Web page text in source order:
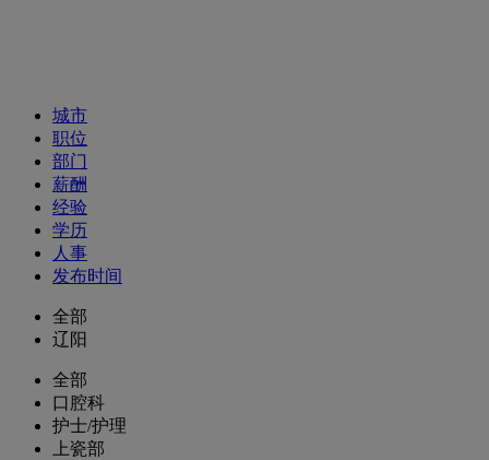
城市
职位
部门
薪酬
经验
学历
人事
发布时间
全部
辽阳
全部
口腔科
护士/护理
上瓷部